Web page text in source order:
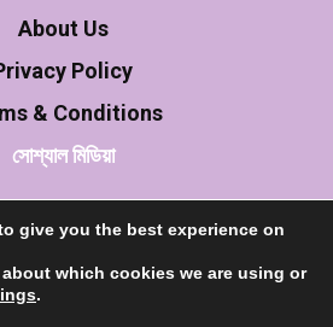
About Us
Policy
& Conditions
সোশ্যাল মিডিয়া
give you the best experience on
which cookies we are using or
.